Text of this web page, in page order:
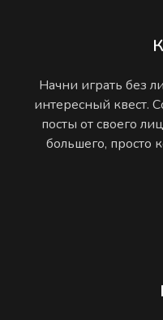
Начни играть без
интересный квест.
посты от своего
большего, просто